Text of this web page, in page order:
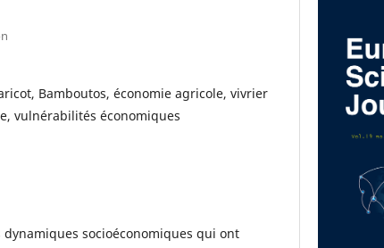
Bamboutos, économie agricole, vivrier
vulnérabilités économiques
socioéconomiques qui ont